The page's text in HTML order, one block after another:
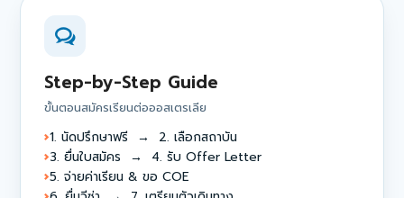
Step-by-Step Guide
ขั้นตอนสมัครเรียนต่อออสเตรเลีย
1. นัดปรึกษาฟรี → 2. เลือกสถาบัน
3. ยื่นใบสมัคร → 4. รับ Offer Letter
5. จ่ายค่าเรียน & ขอ COE